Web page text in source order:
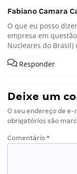
Fabiano Camara
O que eu posso
empresa em
Nucleares do
Responder
Deixe um
O seu endereço de
obrigatórios são
Comentário *